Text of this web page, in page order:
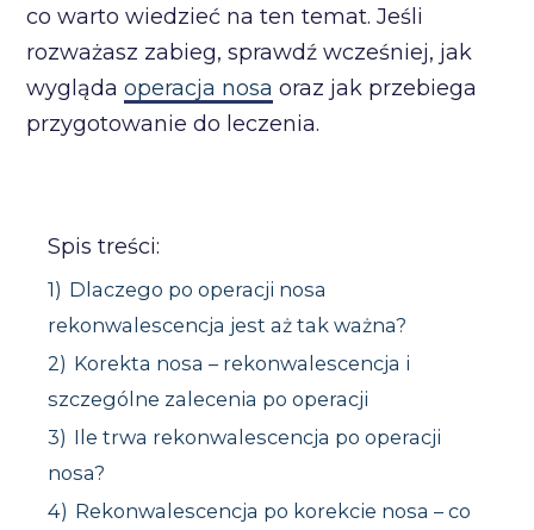
co warto wiedzieć na ten temat. Jeśli
rozważasz zabieg, sprawdź wcześniej, jak
wyglądaoperacja nosa oraz jak przebiega
przygotowanie do leczenia.
Spis treści:
1) Dlaczego po operacji nosa
rekonwalescencja jest aż tak ważna?
2) Korekta nosa – rekonwalescencja i
szczególne zalecenia po operacji
3) Ile trwa rekonwalescencja po operacji
nosa?
4) Rekonwalescencja po korekcie nosa – co